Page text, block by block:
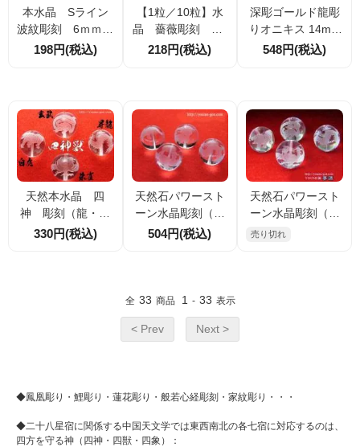
本水晶 Sライン
波紋彫刻 6ｍｍ
2粒／10粒／40
198円(税込)
【1粒／10粒】水
晶 薔薇彫刻 8m
m 切り抜き透か
218円(税込)
深彫ゴールド龍彫
りオニキス 14mm
1粒販売／2粒割
548円(税込)
天然本水晶 四
神 彫刻（龍・朱
雀・白虎・玄武）1
330円(税込)
天然石パワースト
ーン水晶彫刻（四
神彫刻）粒売り14
504円(税込)
天然石パワースト
ーン水晶彫刻（四
神彫刻）バラ売り,
売り切れ
全 33 商品 1 - 33 表示
< Prev Next >
◆鳳凰彫り・鯉彫り・蓮花彫り・般若心経彫刻・家紋彫り・・・
◆二十八星宿に関係する中国天文学では東西南北の各七宿に対応するのは、
四方を守る神（四神・四獣・四象）：